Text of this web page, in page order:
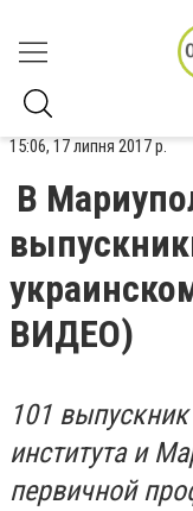
15:06, 17 липня 2017 р.
В
ВИДЕО)
101
института и
первичной